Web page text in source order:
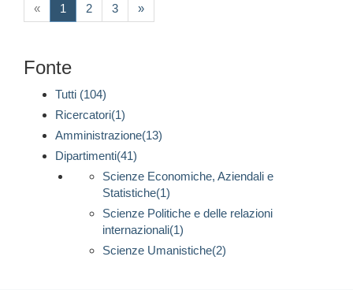
« 1 (current)
2 3 »
Fonte
Tutti (104)
Ricercatori(1)
Amministrazione(13)
Dipartimenti(41)
Scienze Economiche, Aziendali e
Statistiche(1)
Scienze Politiche e delle relazioni
internazionali(1)
Scienze Umanistiche(2)